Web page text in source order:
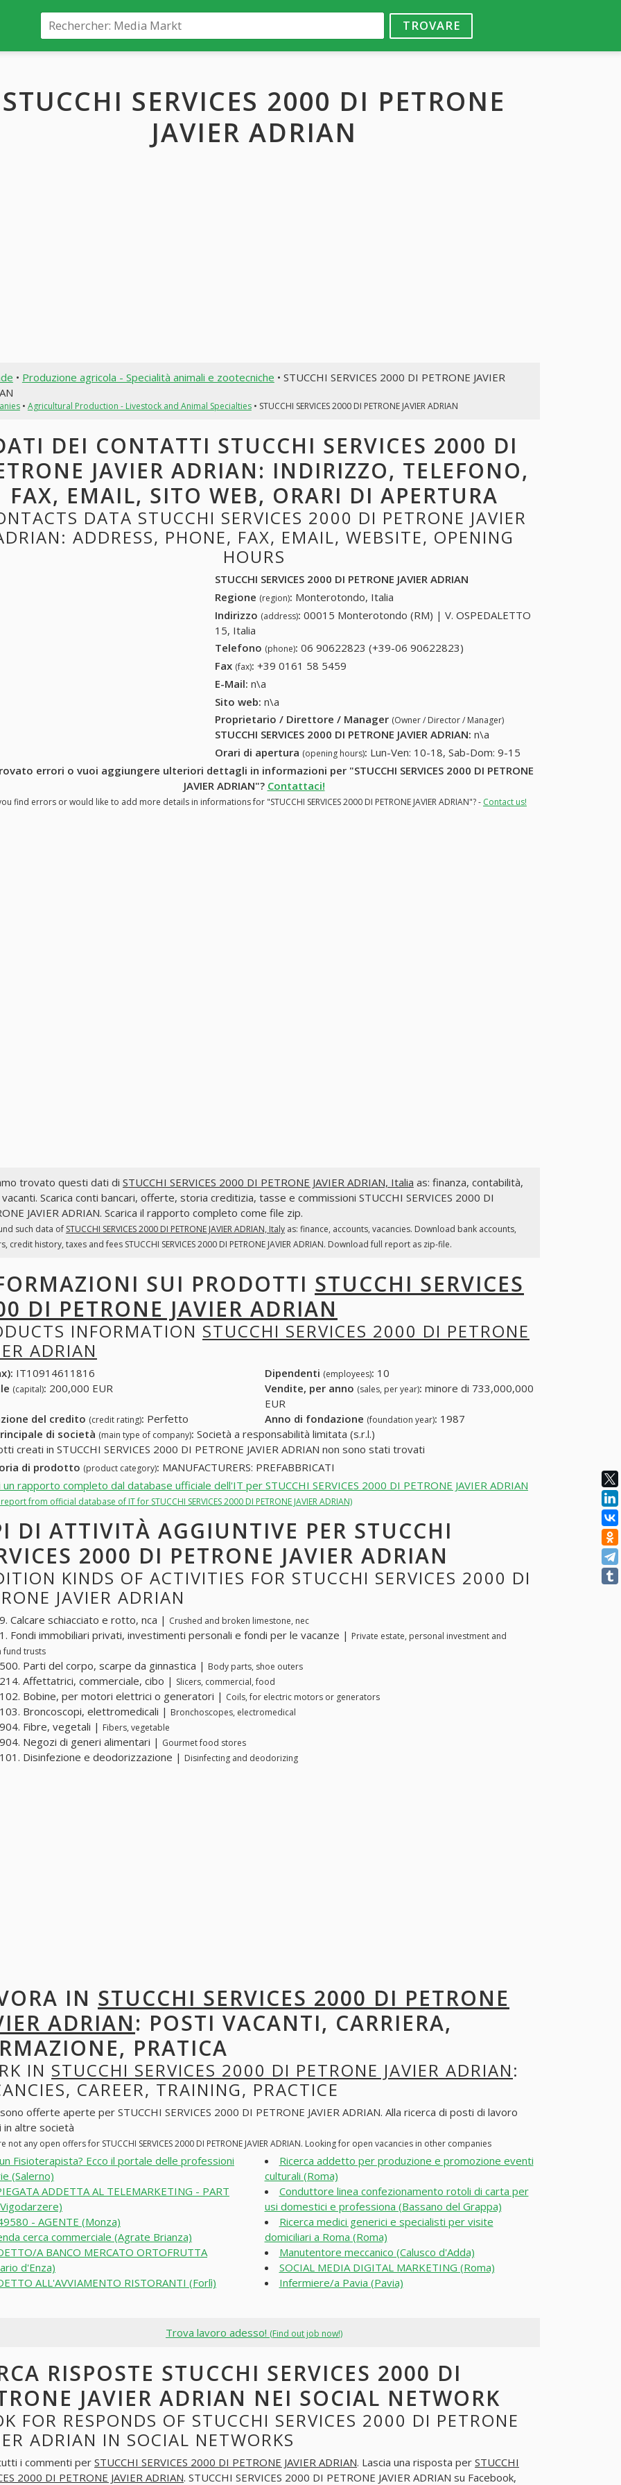
TROVARE
STUCCHI SERVICES 2000 DI PETRONE
JAVIER ADRIAN
• Produzione agricola - Specialità animali e zootecniche • STUCCHI SERVICES 2000 DI PETRONE JAVIER
• Agricultural Production - Livestock and Animal Specialties• STUCCHI SERVICES 2000 DI PETRONE JAVIER ADRIAN
DEI CONTATTI STUCCHI SERVICES 2000 DI
JAVIER ADRIAN: INDIRIZZO, TELEFONO,
FAX, EMAIL, SITO WEB, ORARI DI APERTURA
DATA STUCCHI SERVICES 2000 DI PETRONE JAVIER
ADDRESS, PHONE, FAX, EMAIL, WEBSITE, OPENING
HOURS
STUCCHI SERVICES 2000 DI PETRONE JAVIER ADRIAN
Regione (region): Monterotondo, Italia
Indirizzo (address): 00015 Monterotondo (RM) | V. OSPEDALETTO
15, Italia
Telefono (phone): 06 90622823 (+39-06 90622823)
Fax (fax): +39 0161 58 5459
E-Mail: n\a
Sito web: n\a
Proprietario / Direttore / Manager (Owner / Director / Manager)
STUCCHI SERVICES 2000 DI PETRONE JAVIER ADRIAN: n\a
Orari di apertura (opening hours): Lun-Ven: 10-18, Sab-Dom: 9-15
errori o vuoi aggiungere ulteriori dettagli in informazioni per "STUCCHI SERVICES 2000 DI PETRONE
JAVIER ADRIAN"? Contattaci!
find errors or would like to add more details in informations for "STUCCHI SERVICES 2000 DI PETRONE JAVIER ADRIAN"? - Contact us!
trovato questi dati di STUCCHI SERVICES 2000 DI PETRONE JAVIER ADRIAN, Italia as: finanza, contabilità,
Scarica conti bancari, offerte, storia creditizia, tasse e commissioni STUCCHI SERVICES 2000 DI
JAVIER ADRIAN. Scarica il rapporto completo come file zip.
such data of STUCCHI SERVICES 2000 DI PETRONE JAVIER ADRIAN, Italyas: finance, accounts, vacancies. Download bank accounts,
credit history, taxes and fees STUCCHI SERVICES 2000 DI PETRONE JAVIER ADRIAN. Download full report as zip-file.
SUI PRODOTTI STUCCHI SERVICES
DI PETRONE JAVIER ADRIAN
INFORMATION STUCCHI SERVICES 2000 DI PETRONE
ADRIAN
IT10914611816 Dipendenti (employees): 10
(capital): 200,000 EUR Vendite, per anno (sales, per year): minore di 733,000,000
EUR
del credito (credit rating): Perfetto Anno di fondazione (foundation year): 1987
di società (main type of company): Società a responsabilità limitata (s.r.l.)
creati in STUCCHI SERVICES 2000 DI PETRONE JAVIER ADRIAN non sono stati trovati
di prodotto (product category): MANUFACTURERS: PREFABBRICATI
rapporto completo dal database ufficiale dell'IT per STUCCHI SERVICES 2000 DI PETRONE JAVIER ADRIAN
from official database of IT for STUCCHI SERVICES 2000 DI PETRONE JAVIER ADRIAN)
DI ATTIVITÀ AGGIUNTIVE PER STUCCHI
2000 DI PETRONE JAVIER ADRIAN
KINDS OF ACTIVITIES FOR STUCCHI SERVICES 2000 DI
JAVIER ADRIAN
Calcare schiacciato e rotto, nca | Crushed and broken limestone, nec
Fondi immobiliari privati, investimenti personali e fondi per le vacanze | Private estate, personal investment and
fund trusts
Parti del corpo, scarpe da ginnastica | Body parts, shoe outers
Affettatrici, commerciale, cibo | Slicers, commercial, food
Bobine, per motori elettrici o generatori | Coils, for electric motors or generators
Broncoscopi, elettromedicali | Bronchoscopes, electromedical
Fibre, vegetali | Fibers, vegetable
Negozi di generi alimentari | Gourmet food stores
Disinfezione e deodorizzazione | Disinfecting and deodorizing
IN STUCCHI SERVICES 2000 DI PETRONE
ADRIAN: POSTI VACANTI, CARRIERA,
PRATICA
IN STUCCHI SERVICES 2000 DI PETRONE JAVIER ADRIAN:
CAREER, TRAINING, PRACTICE
offerte aperte per STUCCHI SERVICES 2000 DI PETRONE JAVIER ADRIAN. Alla ricerca di posti di lavoro
in altre società
not any open offers for STUCCHI SERVICES 2000 DI PETRONE JAVIER ADRIAN. Looking for open vacancies in other companies
Fisioterapista? Ecco il portale delle professioni
(Salerno)
ADDETTA AL TELEMARKETING - PART
- AGENTE (Monza)
cerca commerciale (Agrate Brianza)
A BANCO MERCATO ORTOFRUTTA
d'Enza)
ALL'AVVIAMENTO RISTORANTI (Forlì)
Ricerca addetto per produzione e promozione eventi
culturali (Roma)
Conduttore linea confezionamento rotoli di carta per
usi domestici e professiona (Bassano del Grappa)
Ricerca medici generici e specialisti per visite
domiciliari a Roma (Roma)
Manutentore meccanico (Calusco d'Adda)
SOCIAL MEDIA DIGITAL MARKETING (Roma)
Infermiere/a Pavia (Pavia)
Trova lavoro adesso! (Find out job now!)
RISPOSTE STUCCHI SERVICES 2000 DI
JAVIER ADRIAN NEI SOCIAL NETWORK
FOR RESPONDS OF STUCCHI SERVICES 2000 DI PETRONE
ADRIAN IN SOCIAL NETWORKS
i commenti per STUCCHI SERVICES 2000 DI PETRONE JAVIER ADRIAN. Lascia una risposta per STUCCHI
2000 DI PETRONE JAVIER ADRIAN. STUCCHI SERVICES 2000 DI PETRONE JAVIER ADRIAN su Facebook,